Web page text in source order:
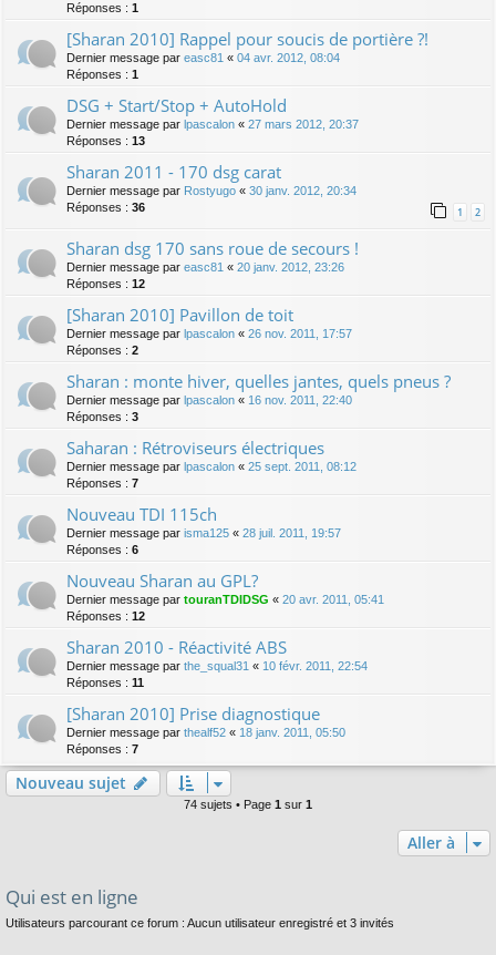
Réponses : 1
[Sharan 2010] Rappel pour soucis de portière ?!
Dernier message par easc81 « 04 avr. 2012, 08:04
Réponses : 1
DSG + Start/Stop + AutoHold
Dernier message par lpascalon « 27 mars 2012, 20:37
Réponses : 13
Sharan 2011 - 170 dsg carat
Dernier message par Rostyugo « 30 janv. 2012, 20:34
Réponses : 36 1 2
Sharan dsg 170 sans roue de secours !
Dernier message par easc81 « 20 janv. 2012, 23:26
Réponses : 12
[Sharan 2010] Pavillon de toit
Dernier message par lpascalon « 26 nov. 2011, 17:57
Réponses : 2
Sharan : monte hiver, quelles jantes, quels pneus ?
Dernier message par lpascalon « 16 nov. 2011, 22:40
Réponses : 3
Saharan : Rétroviseurs électriques
Dernier message par lpascalon « 25 sept. 2011, 08:12
Réponses : 7
Nouveau TDI 115ch
Dernier message par isma125 « 28 juil. 2011, 19:57
Réponses : 6
Nouveau Sharan au GPL?
Dernier message par touranTDIDSG « 20 avr. 2011, 05:41
Réponses : 12
Sharan 2010 - Réactivité ABS
Dernier message par the_squal31 « 10 févr. 2011, 22:54
Réponses : 11
[Sharan 2010] Prise diagnostique
Dernier message par thealf52 « 18 janv. 2011, 05:50
Réponses : 7
Nouveau sujet
74 sujets • Page 1 sur 1
Aller à
Qui est en ligne
Utilisateurs parcourant ce forum : Aucun utilisateur enregistré et 3 invités